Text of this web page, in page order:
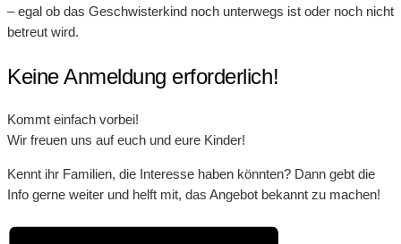
– egal ob das Geschwisterkind noch unterwegs ist oder noch nicht
betreut wird.
Keine Anmeldung erforderlich!
Kommt einfach vorbei!
Wir freuen uns auf euch und eure Kinder!
Kennt ihr Familien, die Interesse haben könnten? Dann gebt die
Info gerne weiter und helft mit, das Angebot bekannt zu machen!